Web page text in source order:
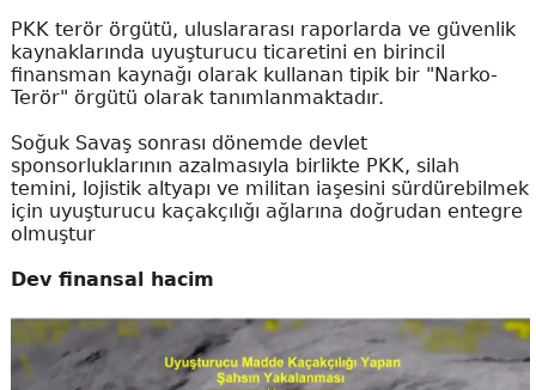
PKK terör örgütü, uluslararası raporlarda ve güvenlik
kaynaklarında uyuşturucu ticaretini en birincil
finansman kaynağı olarak kullanan tipik bir "Narko-
Terör" örgütü olarak tanımlanmaktadır.
Soğuk Savaş sonrası dönemde devlet
sponsorluklarının azalmasıyla birlikte PKK, silah
temini, lojistik altyapı ve militan iaşesini sürdürebilmek
için uyuşturucu kaçakçılığı ağlarına doğrudan entegre
olmuştur
Dev finansal hacim